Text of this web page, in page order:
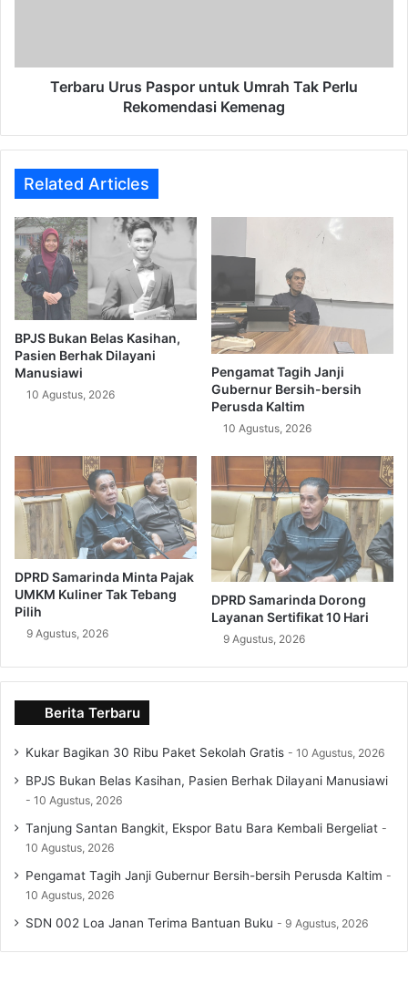
Kemenag
Terbaru Urus Paspor untuk Umrah Tak Perlu
Rekomendasi Kemenag
Related Articles
BPJS Bukan Belas Kasihan,
Pasien Berhak Dilayani
Manusiawi
10 Agustus, 2026
Pengamat Tagih Janji
Gubernur Bersih-bersih
Perusda Kaltim
10 Agustus, 2026
DPRD Samarinda Minta Pajak
UMKM Kuliner Tak Tebang
Pilih
9 Agustus, 2026
DPRD Samarinda Dorong
Layanan Sertifikat 10 Hari
9 Agustus, 2026
Berita Terbaru
Kukar Bagikan 30 Ribu Paket Sekolah Gratis 10 Agustus, 2026
BPJS Bukan Belas Kasihan, Pasien Berhak Dilayani Manusiawi
10 Agustus, 2026
Tanjung Santan Bangkit, Ekspor Batu Bara Kembali Bergeliat
10 Agustus, 2026
Pengamat Tagih Janji Gubernur Bersih-bersih Perusda Kaltim
10 Agustus, 2026
SDN 002 Loa Janan Terima Bantuan Buku 9 Agustus, 2026